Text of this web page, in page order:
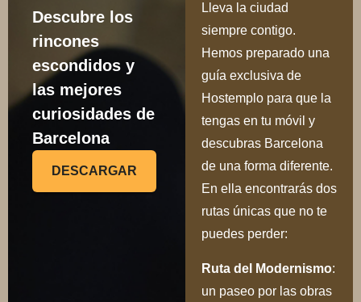
Descubre los
rincones
escondidos y
las mejores
curiosidades de
Barcelona
DESCARGAR
Lleva la ciudad
siempre contigo.
Hemos preparado una
guía exclusiva de
Hostemplo para que la
tengas en tu móvil y
descubras Barcelona
de una forma diferente.
En ella encontrarás dos
rutas únicas que no te
puedes perder:
Ruta del Modernismo:
un paseo por las obras